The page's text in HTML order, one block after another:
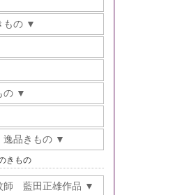
もの
の
品きもの
きもの
師 藍田正雄作品